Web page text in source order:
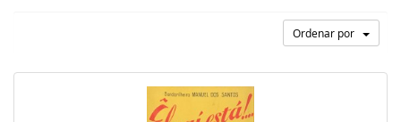
Ordenar por